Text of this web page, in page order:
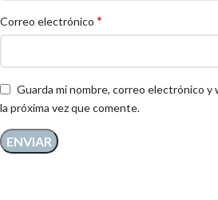
Correo electrónico *
Guarda mi nombre, correo electrónico y
la próxima vez que comente.